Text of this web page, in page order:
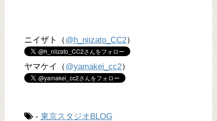
ニイザト（@h_niizato_CC2）
ヤマケイ（@yamakei_cc2）
- 東京スタジオBLOG